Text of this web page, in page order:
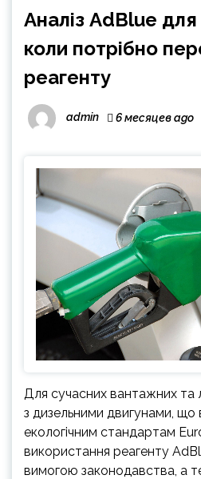
Аналіз AdBlue для
коли потрібно
реагенту
admin 6 месяцев ago
Для сучасних вантажних та
з дизельними двигунами, що
екологічним стандартам
використання реагенту
вимогою законодавства, а